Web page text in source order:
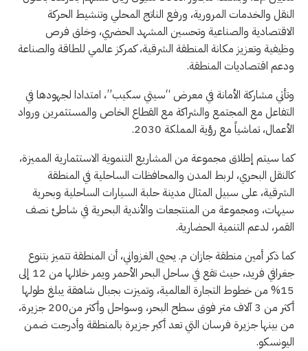
النقل والخدمات المرورية، ورفع الناتج المحلي وتنشيط الحركة
الاقتصادية والصناعية وتحسين المشهد الحضري، وخلق فرص
وظيفية وتعزيز مكانة المنطقة الشرقية، كمركز عالمي للطاقة والصناعة
ودعم اقتصاديات المنطقة.
وتأتي مشاركة الأمانة في معرض “سيتي سكيب”، امتدادا لجهودها في
التفاعل مع المجتمع والشراكة مع القطاع الخاص والمستثمرين ورواد
الأعمال، تماشياً مع رؤية المملكة 2030.
كما سيتم إطلاق مجموعة من المشاريع التنموية الاستثمارية المميزة،
كالنقل البحري، لربط المدن والمحافظات الساحلية في المنطقة
الشرقية، على سبيل المثال مدينة حلبة السيارات الساحلية وبحرية
سيهات، ومجموعة من المنتجعات والأندية البحرية في شاطئ نصف
القمر، لدعم التنمية الحضارية.
كما ذكر أمين منطقة جازان م. يحيى الغزواني، أن المنطقة تتميز بتنوع
جغرافي فريد، حيث تقع في ساحل البحر الأحمر ويمر خلالها من 12 إلى
15% من خطوط التجارة العالمية، وتميزت بجبال شاهقة يبلغ طولها
أكثر من 3 آلاف متر فوق سطح البحر، وسواحل وأكثر من200 جزيرة،
من بينها جزيرة فرسان التي تعد أكبر جزيرة بالمنطقة وأدرجت ضمن
اليونسكو.